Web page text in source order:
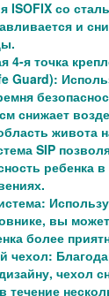
ISOFIX со
и
4-я точка
Guard):
снижает
живота
SIP
ребенка
вы
более
чехол:
чехол
течение